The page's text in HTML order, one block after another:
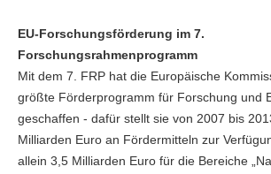
EU-Forschungsförderung im 7.
Forschungsrahmenprogramm
Mit dem 7. FRP hat die Europäische
größte Förderprogramm für Forschung und
geschaffen - dafür stellt sie von 2007 bis
Milliarden Euro an Fördermitteln zur
allein 3,5 Milliarden Euro für die Bereiche